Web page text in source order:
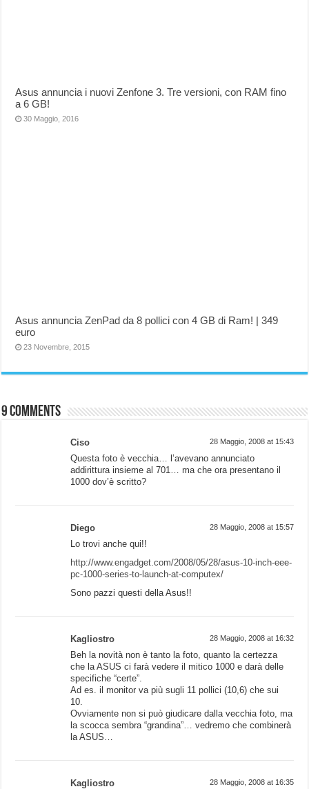
Asus annuncia i nuovi Zenfone 3. Tre versioni, con RAM fino
a 6 GB!
30 Maggio, 2016
Asus annuncia ZenPad da 8 pollici con 4 GB di Ram! | 349
euro
23 Novembre, 2015
9 comments
Ciso 28 Maggio, 2008 at 15:43
Questa foto è vecchia… l’avevano annunciato
addirittura insieme al 701… ma che ora presentano il
1000 dov’è scritto?
Diego 28 Maggio, 2008 at 15:57
Lo trovi anche qui!!
http://www.engadget.com/2008/05/28/asus-10-inch-eee-
pc-1000-series-to-launch-at-computex/
Sono pazzi questi della Asus!!
Kagliostro 28 Maggio, 2008 at 16:32
Beh la novità non è tanto la foto, quanto la certezza
che la ASUS ci farà vedere il mitico 1000 e darà delle
specifiche “certe”.
Ad es. il monitor va più sugli 11 pollici (10,6) che sui
10.
Ovviamente non si può giudicare dalla vecchia foto, ma
la scocca sembra “grandina”… vedremo che combinerà
la ASUS…
Kagliostro 28 Maggio, 2008 at 16:35